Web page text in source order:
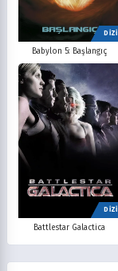
DİZİ
Babylon 5: Başlangıç
DİZİ
Battlestar Galactica